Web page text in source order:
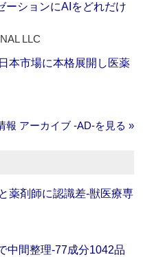
ーションにAIをどれだけ
LLC
本市場に本格展開し医薬
報 アーカイブ ‐AD‐を見る »
薬剤師に認識差‐獣医療専
中間整理‐77成分1042品